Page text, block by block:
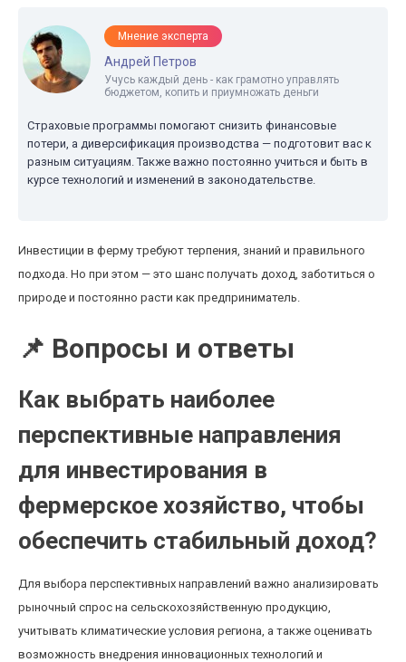
Мнение эксперта
Андрей Петров
Учусь каждый день - как грамотно управлять
бюджетом, копить и приумножать деньги
Страховые программы помогают снизить финансовые
потери, а диверсификация производства — подготовит вас к
разным ситуациям. Также важно постоянно учиться и быть в
курсе технологий и изменений в законодательстве.
Инвестиции в ферму требуют терпения, знаний и правильного
подхода. Но при этом — это шанс получать доход, заботиться о
природе и постоянно расти как предприниматель.
📌 Вопросы и ответы
Как выбрать наиболее
перспективные направления
для инвестирования в
фермерское хозяйство, чтобы
обеспечить стабильный доход?
Для выбора перспективных направлений важно анализировать
рыночный спрос на сельскохозяйственную продукцию,
учитывать климатические условия региона, а также оценивать
возможность внедрения инновационных технологий и